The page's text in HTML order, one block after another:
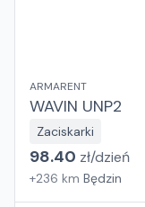
ARMARENT
WAVIN UNP2
Zaciskarki
98.40 zł/dzień
+236 km Będzin